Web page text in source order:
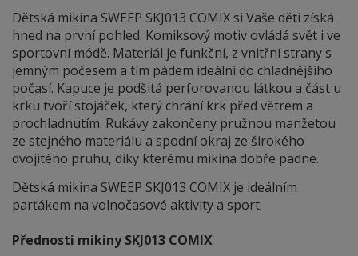
Dětská mikina SWEEP SKJ013 COMIX si Vaše děti získá
hned na první pohled. Komiksový motiv ovládá svět i ve
sportovní módě. Materiál je funkční, z vnitřní strany s
jemným počesem a tím pádem ideální do chladnějšího
počasí. Kapuce je podšitá perforovanou látkou a část u
krku tvoří stojáček, který chrání krk před větrem a
prochladnutím. Rukávy zakončeny pružnou manžetou
ze stejného materiálu a spodní okraj ze širokého
dvojitého pruhu, díky kterému mikina dobře padne.
Dětská mikina SWEEP SKJ013 COMIX je ideálním
parťákem na volnočasové aktivity a sport.
Přednosti mikiny SKJ013 COMIX